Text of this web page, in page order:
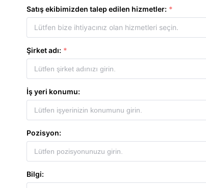
Satış ekibimizden talep edilen hizmetler:
Lütfen bize ihtiyacınız olan hizmetleri seçin.
Şirket adı:
İş yeri konumu:
Pozisyon:
Bilgi: